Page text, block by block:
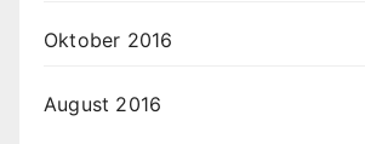
Oktober 2016
August 2016